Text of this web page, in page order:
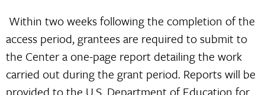
Within two weeks following the completion of the
access period, grantees are required to submit to
the Center a one-page report detailing the work
carried out during the grant period. Reports will be